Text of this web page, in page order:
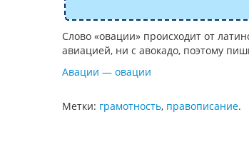
Слово «овации» происходит от
авиацией, ни с авокадо, поэтому
Авации — овации
Метки: грамотность, правописание.